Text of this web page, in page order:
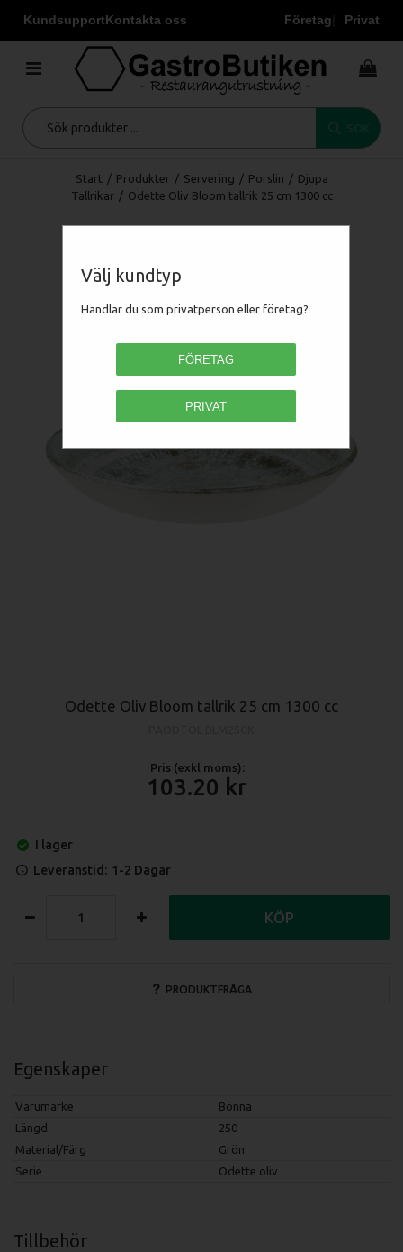
KundsupportKontakta oss Företag Privat
Välj kundtyp
Handlar du som privatperson eller företag?
FÖRETAG
PRIVAT
Start / Produkter / Servering / Porslin / Djupa
Tallrikar / Odette Oliv Bloom tallrik 25 cm 1300 cc
Odette Oliv Bloom tallrik 25 cm 1300 cc
Pris (exkl moms):
103.20
I lager
Leveranstid: 1-2 Dagar
PRODUKTFRÅGA
KÖP
Egenskaper
Varumärke
Bonna
Längd
250
Material/Färg
Grön
Serie
Odette oliv
Tillbehör